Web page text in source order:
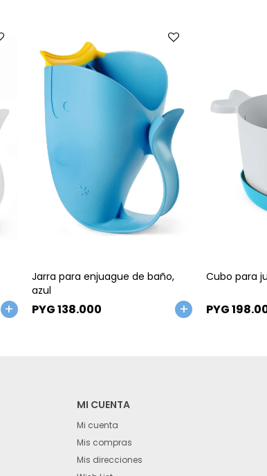
Jarra para enjuague de baño,
azul
PYG138.000
Cubo para
PYG
MI CUENTA
Mi cuenta
Mis compras
Mis direcciones